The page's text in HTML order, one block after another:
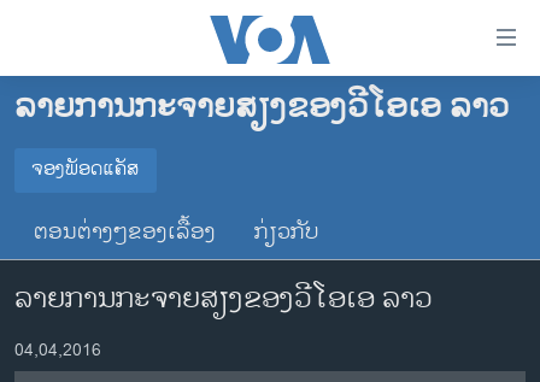
ເຂົ້າ
ຂ້າມ
ໄປ
ຊອກ
ຄົ້ນ
ໂຮມເພຈ
ລາວ
ອາເມຣິກາ
ການເລືອກຕັ້ງ ປະທານາທີບໍດີ ສະຫະລັດ 2024
ຂ່າວ​ຈີນ
ໂລກ
ລາຍການກະຈາຍສຽງຂອງວີໂອເອ ລາວ
ຈອງພັອດແຄັສ
ຈອງພັອດແຄັສ
ຕອນຕ່າງໆຂອງເລື້ອງ ກ່ຽວກັບ
ລາຍການກະຈາຍສຽງຂອງວີໂອເອ ລາວ
04,04,2016